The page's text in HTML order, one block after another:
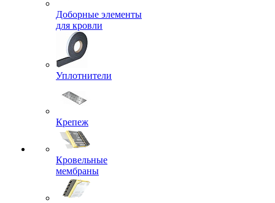
Доборные элементы
для кровли
Уплотнители
Крепеж
Кровельные
мембраны